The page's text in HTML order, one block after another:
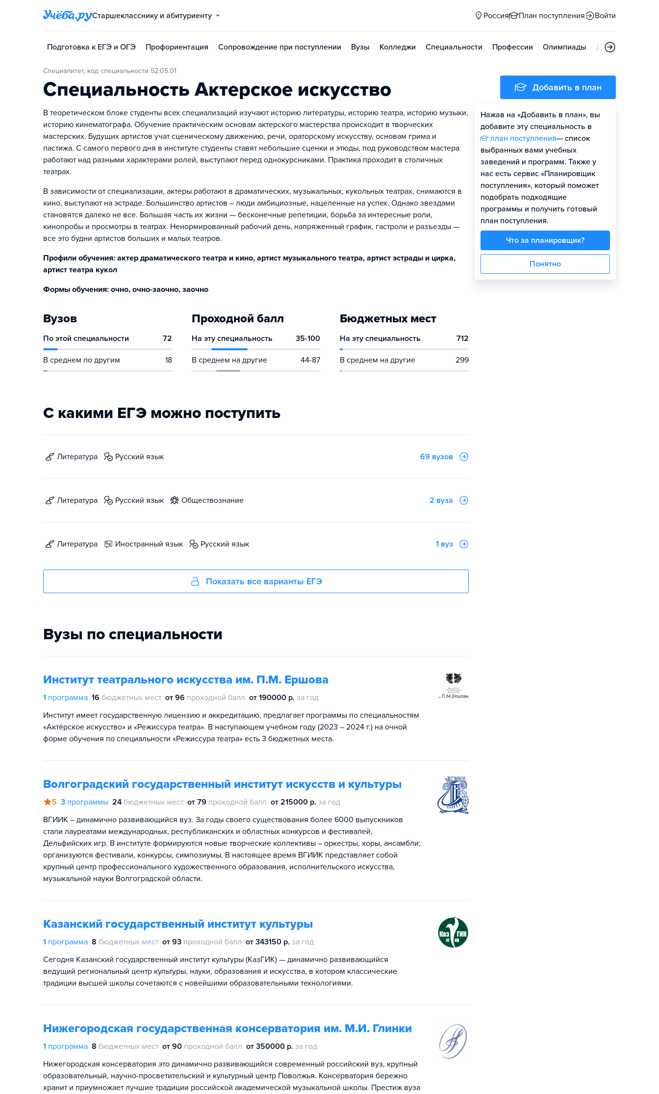
Старшекласснику и абитуриенту Россия План поступления Войти
Подготовка к ЕГЭ и ОГЭ Профориентация Сопровождение при поступлении Вузы Колледжи Специальности Профессии Олимпиады Дни открытых
Специалитет, код специальности 52.05.01
Специальность Актерское искусство
В теоретическом блоке студенты всех специализаций изучают историю литературы, историю театра, историю музыки,
историю кинематографа. Обучение практическим основам актерского мастерства происходит в творческих
мастерских. Будущих артистов учат сценическому движению, речи, ораторскому искусству, основам грима и
пастижа. С самого первого дня в институте студенты ставят небольшие сценки и этюды, под руководством мастера
работают над разными характерами ролей, выступают перед однокурсниками. Практика проходит в столичных
театрах.
В зависимости от специализации, актеры работают в драматических, музыкальных, кукольных театрах, снимаются в
кино, выступают на эстраде. Большинство артистов – люди амбициозные, нацеленные на успех. Однако звездами
становятся далеко не все. Большая часть их жизни — бесконечные репетиции, борьба за интересные роли,
кинопробы и просмотры в театрах. Ненормированный рабочий день, напряженный график, гастроли и разъезды —
все это будни артистов больших и малых театров.
Профили обучения: актер драматического театра и кино, артист музыкального театра, артист эстрады и цирка,
артист театра кукол
Формы обучения: очно, очно-заочно, заочно
Вузов
По этой специальности 72
В среднем по другим 18
Проходной балл
На эту специальность 35-100
В среднем на другие 44-87
Бюджетных мест
На эту специальность 712
В среднем на другие 299
С какими ЕГЭ можно поступить
литература русский язык 69 вузов
литература русский язык обществознание 2 вуза
литература иностранный язык русский язык 1 вуз
Показать все варианты ЕГЭ
Вузы по специальности
Институт театрального искусства им. П.М. Ершова
1 программа 16 бюджетных мест от 96 проходной балл от 190000 р. за год
Институт имеет государственную лицензию и аккредитацию, предлагает программы по специальностям
«Актёрское искусство» и «Режиссура театра». В наступающем учебном году (2023 – 2024 г.) на очной
форме обучения по специальности «Режиссура театра» есть 3 бюджетных места.
Волгоградский государственный институт искусств и культуры
5 3 программы 24 бюджетных мест от 79 проходной балл от 215000 р. за год
ВГИИК – динамично развивающийся вуз. За годы своего существования более 6000 выпускников
стали лауреатами международных, республиканских и областных конкурсов и фестивалей,
Дельфийских игр. В институте формируются новые творческие коллективы – оркестры, хоры, ансамбли;
организуются фестивали, конкурсы, симпозиумы. В настоящее время ВГИИК представляет собой
крупный центр профессионального художественного образования, исполнительского искусства,
музыкальной науки Волгоградской области.
Казанский государственный институт культуры
1 программа 8 бюджетных мест от 93 проходной балл от 343150 р. за год
Сегодня Казанский государственный институт культуры (КазГИК) — динамично развивающийся
ведущий региональный центр культуры, науки, образования и искусства, в котором классические
традиции высшей школы сочетаются с новейшими образовательными технологиями.
Нижегородская государственная консерватория им. М.И. Глинки
1 программа 8 бюджетных мест от 90 проходной балл от 350000 р. за год
Нижегородская консерватория это динамично развивающийся современный российский вуз, крупный
образовательный, научно-просветительский и культурный центр Поволжья. Консерватория бережно
хранит и приумножает лучшие традиции российской академической музыкальной школы. Престиж вуза
Добавить в план
Нажав на «Добавить в план», вы
добавите эту специальность в
план поступления— список
выбранных вами учебных
заведений и программ. Также у
нас есть сервис «Планировщик
поступления», который поможет
подобрать подходящие
программы и получить готовый
план поступления.
Что за планировщик?
Понятно